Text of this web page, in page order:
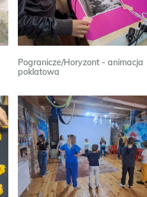
Pogranicze/Horyzont - animacja
poklatowa